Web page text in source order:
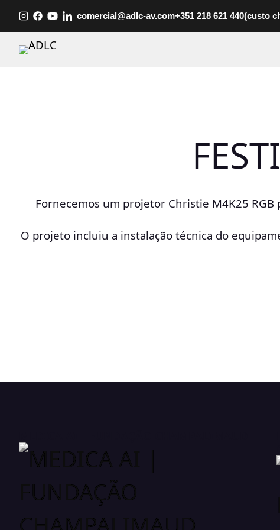
Saltar
para
conteúdo
comercial@adlc-av.com+351 218 621 440(custo
Fornecemos um projetor Christie M4K25 RGB
O projeto incluiu a instalação técnica do